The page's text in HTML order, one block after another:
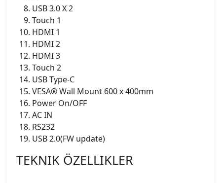
USB 3.0 X 2
Touch 1
HDMI 1
HDMI 2
HDMI 3
Touch 2
USB Type-C
VESA® Wall Mount 600 x 400mm
Power On/OFF
AC IN
RS232
USB 2.0(FW update)
TEKNIK ÖZELLIKLER